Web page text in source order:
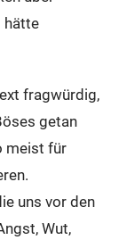
hätte
fragwürdig,
getan
meist für
uns vor den
Wut,